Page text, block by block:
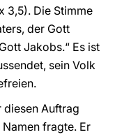
3,5). Die Stimme
der Gott
Jakobs.“ Es ist
sein Volk
diesen Auftrag
fragte. Er